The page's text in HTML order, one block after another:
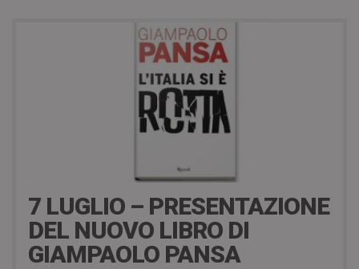
7 LUGLIO – PRESENTAZIONE
DEL NUOVO LIBRO DI
GIAMPAOLO PANSA